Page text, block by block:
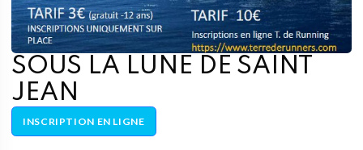
SOUS LA LUNE DE SAINT
JEAN
INSCRIPTION EN LIGNE